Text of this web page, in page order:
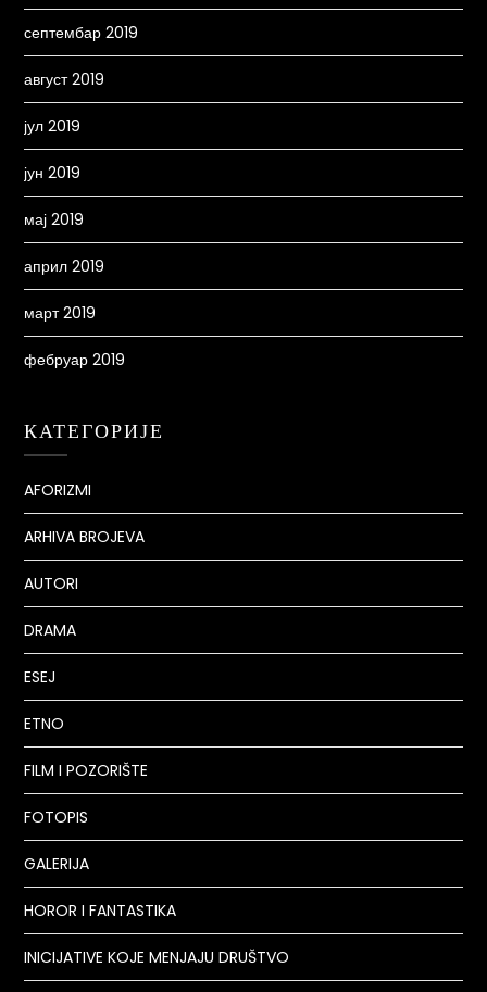
септембар 2019
август 2019
јул 2019
јун 2019
мај 2019
април 2019
март 2019
фебруар 2019
КАТЕГОРИЈЕ
AFORIZMI
ARHIVA BROJEVA
AUTORI
DRAMA
ESEJ
ETNO
FILM I POZORIŠTE
FOTOPIS
GALERIJA
HOROR I FANTASTIKA
INICIJATIVE KOJE MENJAJU DRUŠTVO